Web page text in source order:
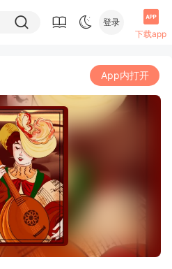
登录
下载app
App内打开